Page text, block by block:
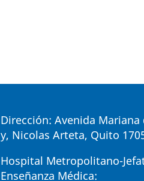
Dirección: Avenida Mariana
y, Nicolas Arteta, Quito
Hospital Metropolitano-
Enseñanza Médica: